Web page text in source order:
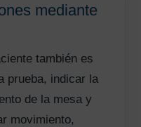
mediante
también es
prueba, indicar la
de la mesa y
movimiento,